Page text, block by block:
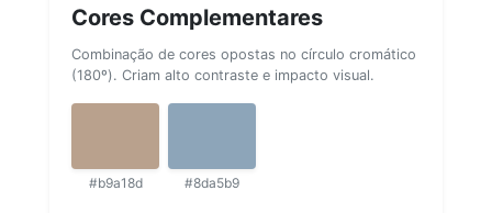
Cores Complementares
Combinação de cores opostas no círculo cromático
(180º). Criam alto contraste e impacto visual.
#b9a18d #8da5b9